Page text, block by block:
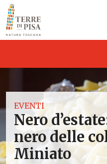
Vai al contenuto
EVENTI
Nero
nero delle
Miniato